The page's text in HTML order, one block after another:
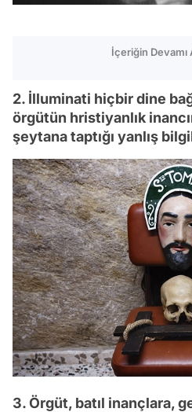
İçeriğin Devamı
2. İlluminati hiçbir dine
örgütün hristiyanlık
şeytana taptığı yanlış
3. Örgüt, batıl inançlara,